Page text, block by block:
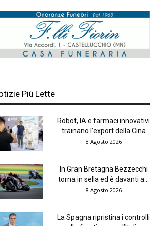
Più Lette
Robot, IA e farmaci innovativi
trainano l’export della Cina
8 Agosto 2026
In Gran Bretagna Bezzecchi
torna in sella ed è davanti a...
8 Agosto 2026
La Spagna ripristina i controlli